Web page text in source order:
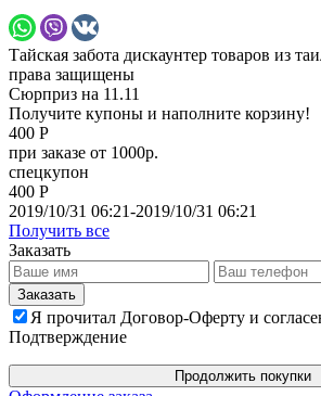
Тайская забота дискаунтер товаров из
права защищены
Сюрприз на 11.11
Получите купоны и наполните корзину!
400 Р
при заказе от 1000р.
спецкупон
400 Р
2019/10/31 06:21-2019/10/31 06:21
Получить все
Заказать
Я прочитал Договор-Оферту и
Подтверждение
Продолжить покупки